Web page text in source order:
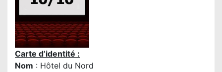
Carte d’identité :
Nom : Hôtel du Nord